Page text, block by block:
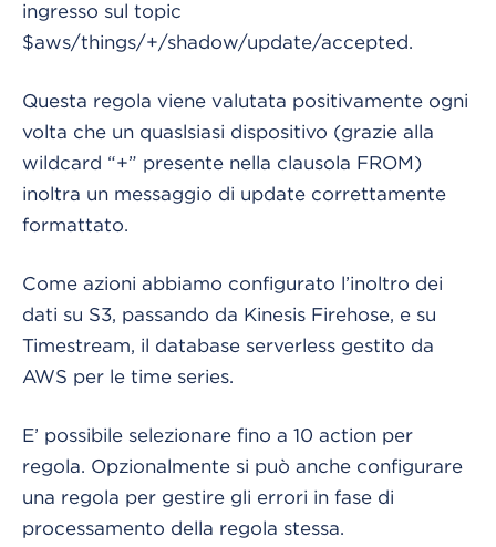
ingresso sul topic
$aws/things/+/shadow/update/accepted.
Questa regola viene valutata positivamente ogni
volta che un quaslsiasi dispositivo (grazie alla
wildcard “+” presente nella clausola FROM)
inoltra un messaggio di update correttamente
formattato.
Come azioni abbiamo configurato l’inoltro dei
dati su S3, passando da Kinesis Firehose, e su
Timestream, il database serverless gestito da
AWS per le time series.
E’ possibile selezionare fino a 10 action per
regola. Opzionalmente si può anche configurare
una regola per gestire gli errori in fase di
processamento della regola stessa.